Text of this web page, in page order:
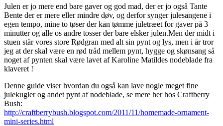
Julen er jo mere end bare gaver og god mad, der er jo også Tante
Bente der er mere eller mindre døv, og derfor synger julesangene i
egen tempo, mine to tøser der kan tømme juletræet for gaver på 3
minutter og alle os andre tosser der bare elsker julen.Men der midt i
stuen står vores store Rødgran med alt sin pynt og lys, men i år tror
jeg at der skal være en rød tråd mellem pynt, hygge og skønsang så
noget af pynten skal være lavet af Karoline Matildes nodeblade fra
klaveret !
Denne guide viser hvordan du også kan lave nogle meget fine
julekugler og andet pynt af nodeblade, se mere her hos Craftberry
Bush:
http://craftberrybush.blogspot.com/2011/11/homemade-ornament-
mini-series.html